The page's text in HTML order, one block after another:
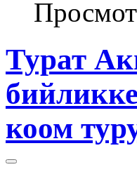
Турат
коом